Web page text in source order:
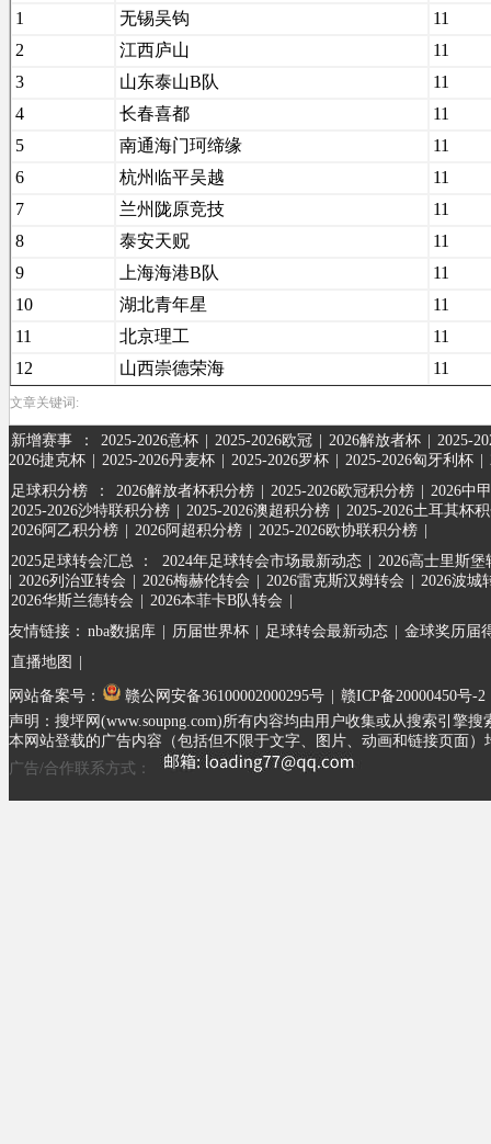
1
无锡吴钩
11
2
江西庐山
11
3
山东泰山B队
11
4
长春喜都
11
5
南通海门珂缔缘
11
6
杭州临平吴越
11
7
兰州陇原竞技
11
8
泰安天贶
11
9
上海海港B队
11
10
湖北青年星
11
11
北京理工
11
12
山西崇德荣海 11
文章关键词:
新增赛事 ： 2025-2026意杯 2025-2026欧冠 2026解放者杯
2025-
2026捷克杯
2025-2026丹麦杯 2025-2026罗杯 2025-2026匈牙利杯
足球积分榜
： 2026解放者杯积分榜 2025-2026欧冠积分榜
2026中
2025-2026沙特联积分榜
2025-2026澳超积分榜
2025-2026土耳其杯
2026阿乙积分榜
2026阿超积分榜 2025-2026欧协联积分榜
2025足球转会汇总 ：
2024年足球转会市场最新动态
2026高士里斯堡
2026列治亚转会 2026梅赫伦转会 2026雷克斯汉姆转会
2026波城
2026华斯兰德转会
2026本菲卡B队转会
友情链接： nba数据库 历届世界杯 足球转会最新动态
金球奖历届
直播地图
网站备案号： 赣公网安备36100002000295号
赣ICP备20000450号-2
声明：搜坪网(www.soupng.com)所有内容均由用户收集或从搜索引擎
本网站登载的广告内容（包括但不限于文字、图片、动画和链接页面
广告/合作联系方式：